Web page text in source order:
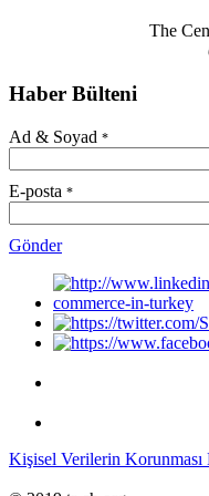
The
Haber Bülteni
Ad & Soyad *
E-posta *
Gönder
Kişisel Verilerin